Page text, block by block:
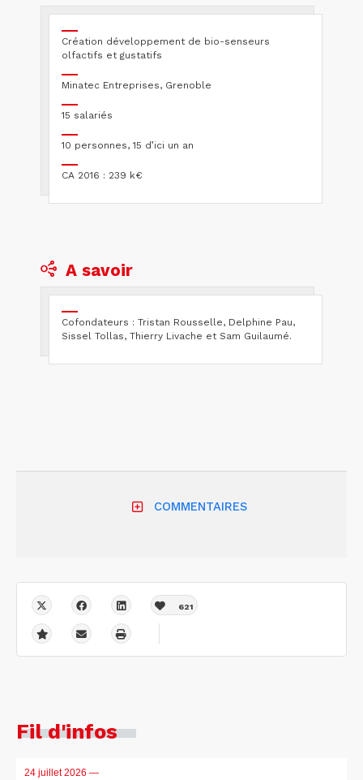
Création développement de bio-senseurs
olfactifs et gustatifs
Minatec Entreprises, Grenoble
15 salariés
10 personnes, 15 d’ici un an
CA 2016 : 239 k€
A savoir
Cofondateurs : Tristan Rousselle, Delphine Pau,
Sissel Tollas, Thierry Livache et Sam Guilaumé.
COMMENTAIRES
621
Fil d'infos
24 juillet 2026 —